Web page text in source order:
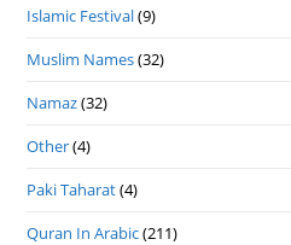
Islamic Festival(9)
Muslim Names(32)
Namaz(32)
Other(4)
Paki Taharat(4)
Quran In Arabic(211)